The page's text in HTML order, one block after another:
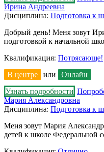
Ирина Андреевна
Дисциплина: Подготовка к
Добрый день! Меня зовут
подготовкой к начальной
Квалификация: Потрясающе!
В центре
или
Онлайн
Узнать подробности
Мария Александровна
Дисциплина: Подготовка к
Меня зовут Мария
детей к школе Федеральной